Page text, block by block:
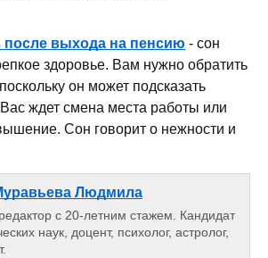
после выхода на пенсию - сон
здоровье. Вам нужно обратить
он может подсказать
ждет смена места работы или
Сон говорит о нежности и
Людмила
с 20-летним стажем. Кандидат
наук, доцент, психолог, астролог,